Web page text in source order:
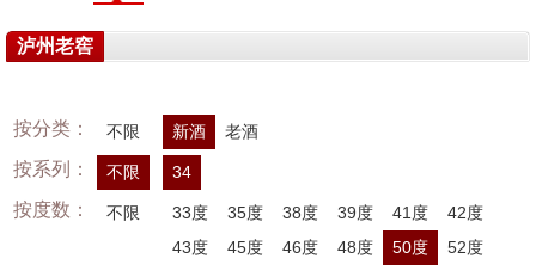
泸州老窖
按分类： 不限 新酒 老酒
按系列： 不限 34
按度数： 不限 33度 35度 38度 39度 41度
42度
43度
45度 46度 48度 50度
52度